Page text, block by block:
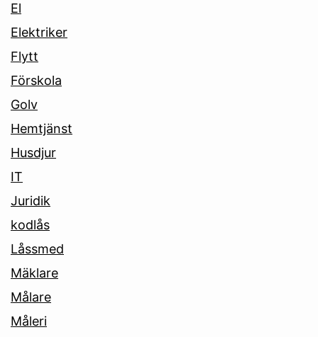
El
Elektriker
Flytt
Förskola
Golv
Hemtjänst
Husdjur
IT
Juridik
kodlås
Låssmed
Mäklare
Målare
Måleri